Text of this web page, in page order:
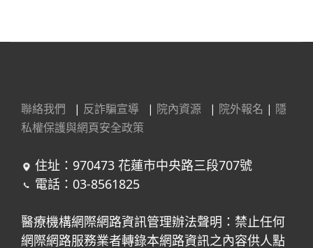
聯絡我們 | 反詐騙宣導 | 院內資源 | 院外報名 | 隱
私權保護與網頁安全政策
住址：970473 花蓮市中央路三段707號
電話：03-8561825
醫療機構網際網路資訊管理辦法聲明：禁止任何
網際網路服務業者轉錄本網路資訊之內容供人點